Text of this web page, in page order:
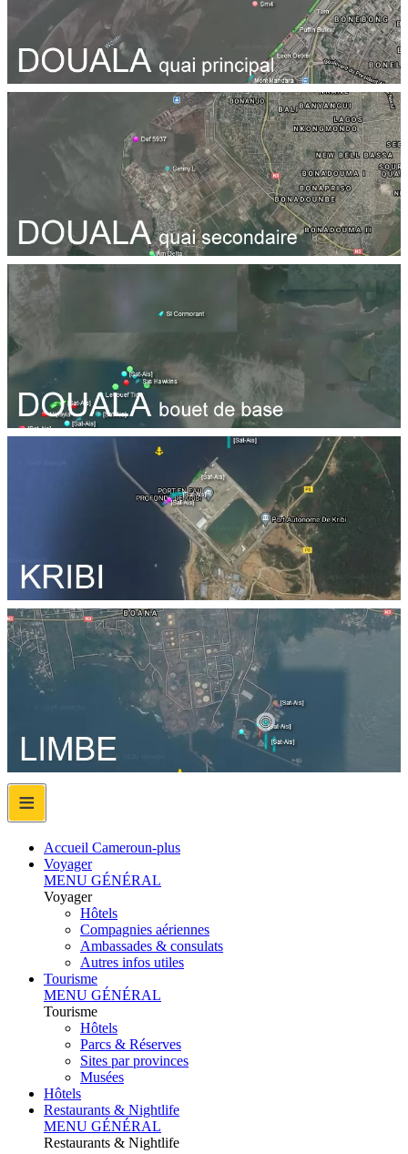
≡
Accueil Cameroun-plus
Voyager
MENU GÉNÉRAL
Voyager
Hôtels
Compagnies aériennes
Ambassades & consulats
Autres infos utiles
Tourisme
MENU GÉNÉRAL
Tourisme
Hôtels
Parcs & Réserves
Sites par provinces
Musées
Hôtels
Restaurants & Nightlife
MENU GÉNÉRAL
Restaurants & Nightlife